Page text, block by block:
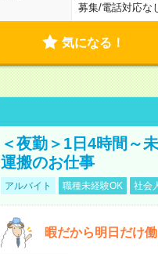
募集/電話対応な
気になる！
＜夜勤＞1日4時間～
運搬のお仕事
アルバイト 職種未経験OK 社会
暇だから明日だけ